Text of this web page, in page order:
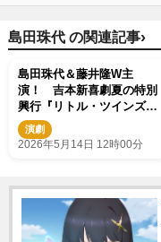
島田珠代 の関連記事›
島田珠代＆藤井隆W主
演！ 吉本新喜劇夏の特別
興行『リトル・ツインズ』
開催決定
演劇
2026年5月14日 12時00分